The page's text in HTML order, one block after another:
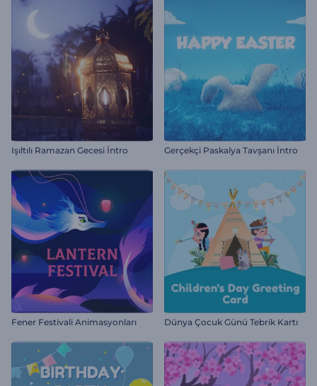
Işıltılı Ramazan Gecesi İntro Gerçekçi Paskalya Tavşanı İntro
Fener Festivali Animasyonları Dünya Çocuk Günü Tebrik Kartı